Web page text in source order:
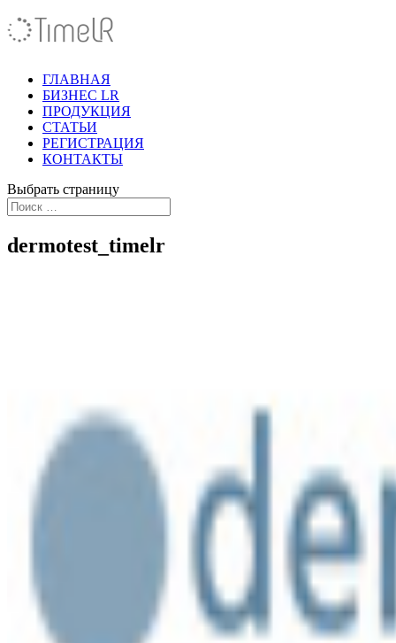
ГЛАВНАЯ
БИЗНЕС LR
ПРОДУКЦИЯ
СТАТЬИ
РЕГИСТРАЦИЯ
КОНТАКТЫ
Выбрать страницу
dermotest_timelr